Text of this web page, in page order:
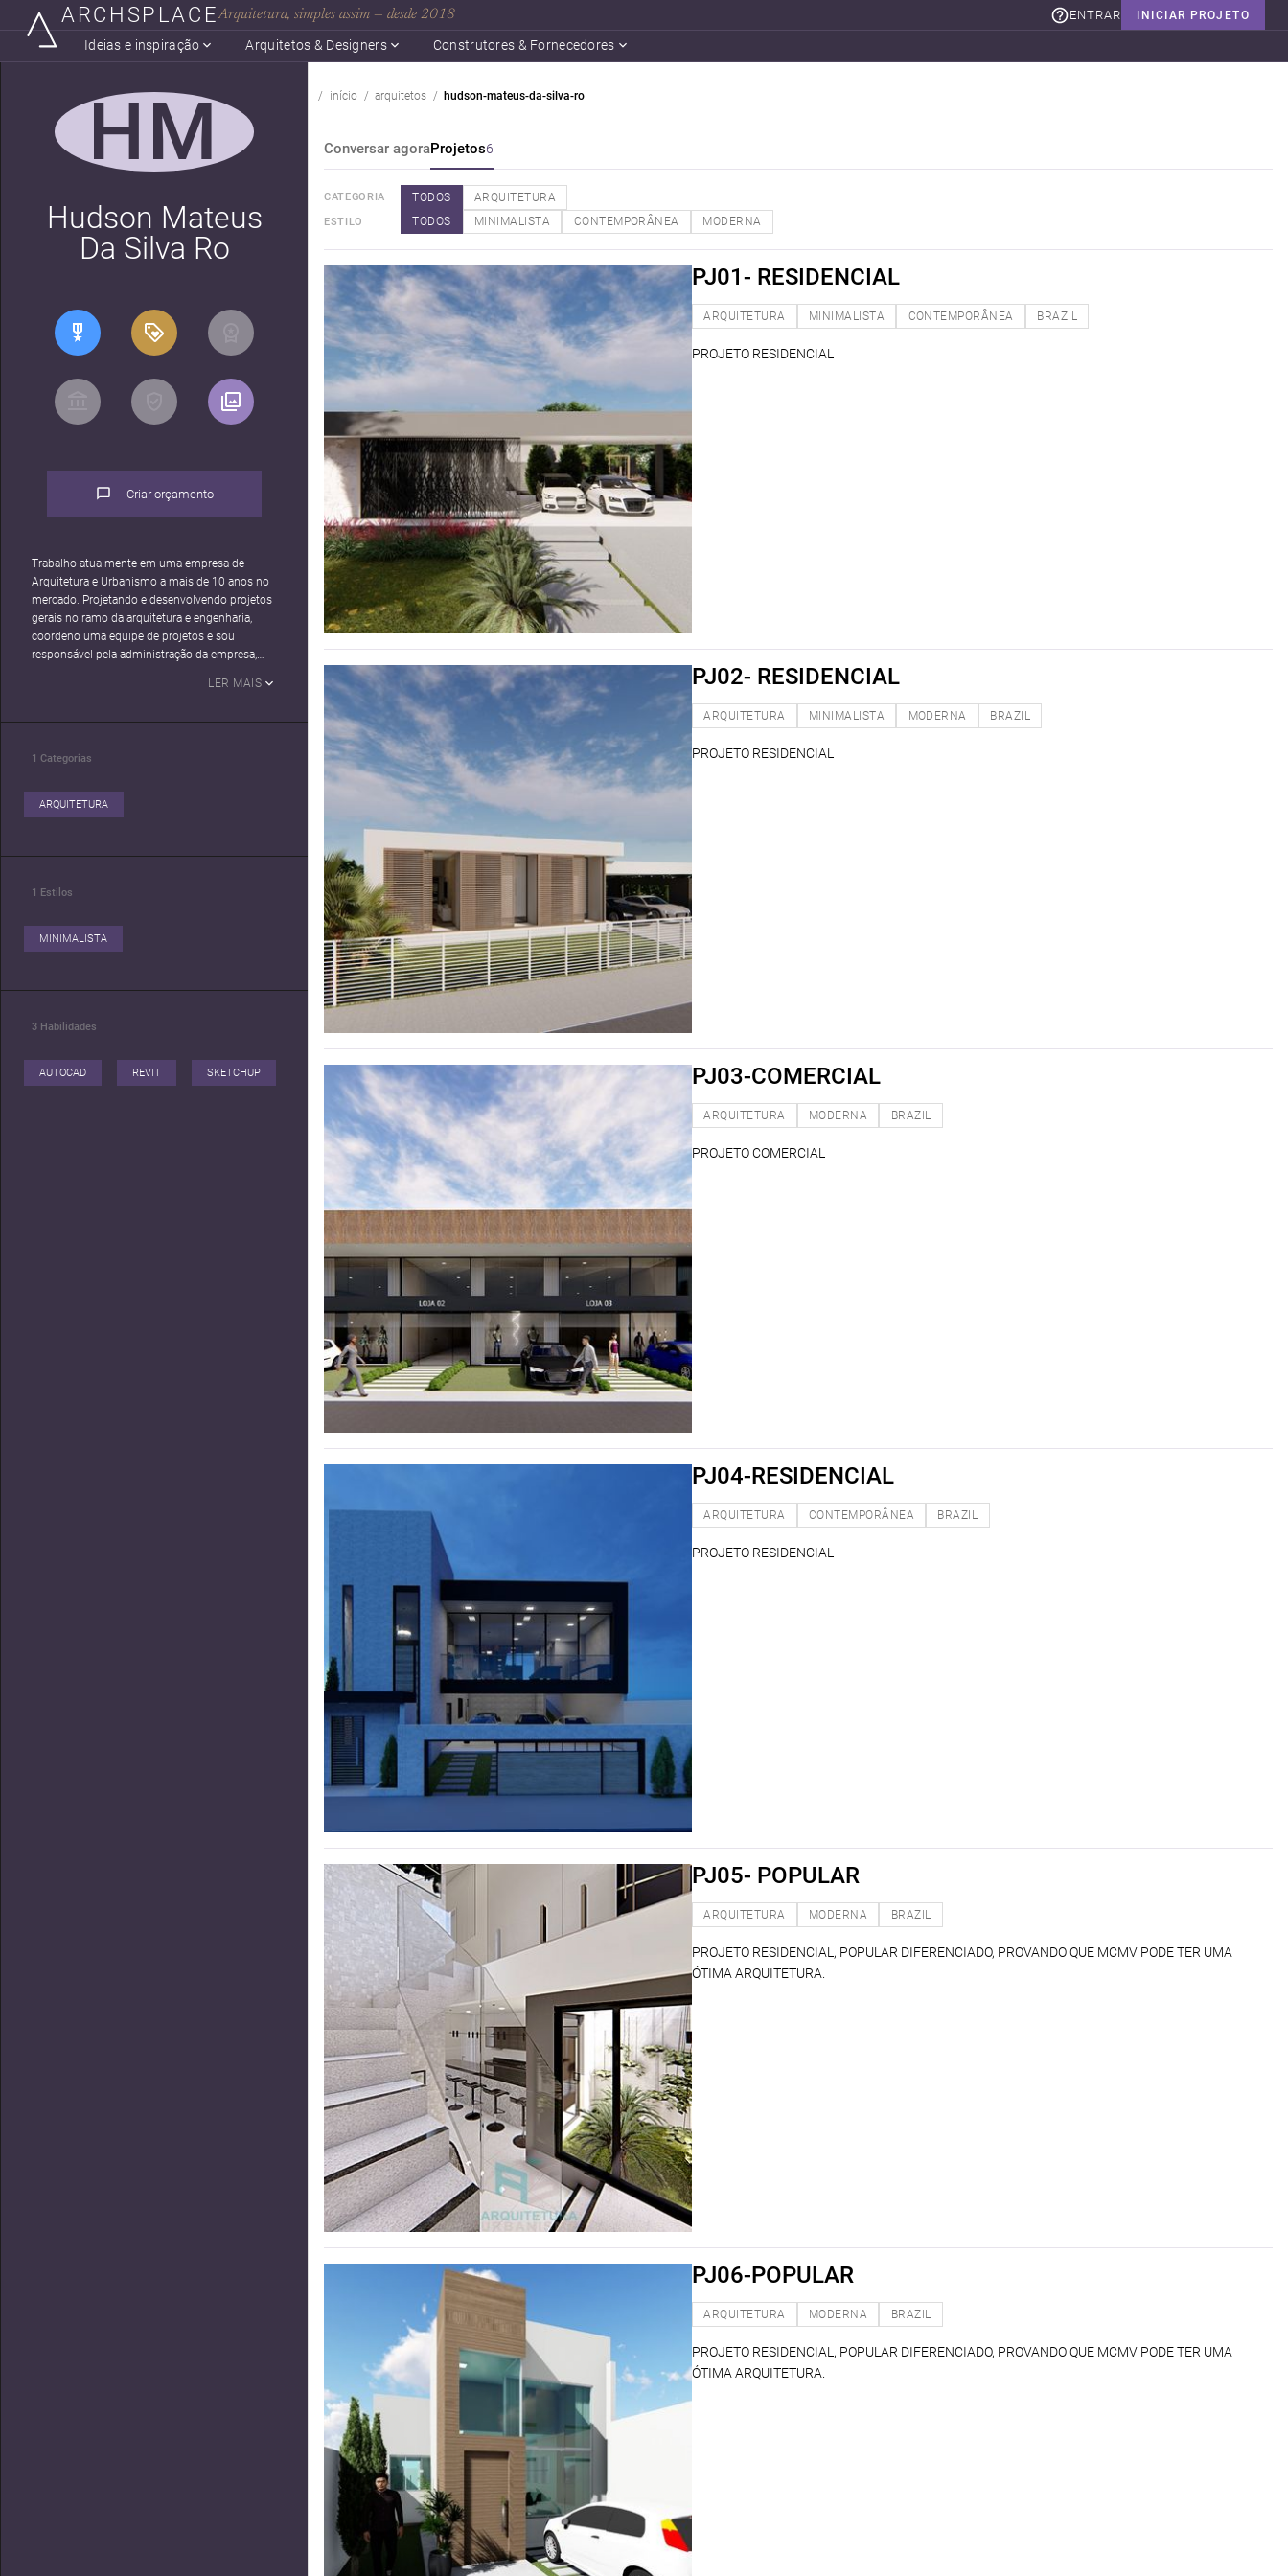
ARCHSPLACEArquitetura, simples assim — desde 2018 INICIAR PROJETO
ENTRAR
Ideias e inspiração Arquitetos & Designers Construtores & Fornecedores
HM
Hudson Mateus
Da Silva Ro
Criar orçamento
Trabalho atualmente em uma empresa de
Arquitetura e Urbanismo a mais de 10 anos no
mercado. Projetando e desenvolvendo projetos
gerais no ramo da arquitetura e engenharia,
coordeno uma equipe de projetos e sou
responsável pela administração da empresa,
atento as novas tecnologias, buscando sempre
BIM a mais de 4 anos.
a mostrar meu trabalho.
LER MAIS
1 Categorias
ARQUITETURA
1 Estilos
MINIMALISTA
3 Habilidades
AUTOCAD REVIT SKETCHUP
início arquitetos hudson-mateus-da-silva-ro
Conversar agoraProjetos6
CATEGORIA TODOS ARQUITETURA
ESTILO TODOS MINIMALISTA CONTEMPORÂNEA MODERNA
PJ01- RESIDENCIAL
ARQUITETURA MINIMALISTA CONTEMPORÂNEA BRAZIL
PROJETO RESIDENCIAL
PJ02- RESIDENCIAL
ARQUITETURA MINIMALISTA MODERNA BRAZIL
PROJETO RESIDENCIAL
PJ03-COMERCIAL
ARQUITETURA MODERNA BRAZIL
PROJETO COMERCIAL
PJ04-RESIDENCIAL
ARQUITETURA CONTEMPORÂNEA BRAZIL
PROJETO RESIDENCIAL
PJ05- POPULAR
ARQUITETURA MODERNA BRAZIL
PROJETO RESIDENCIAL, POPULAR DIFERENCIADO, PROVANDO QUE MCMV PODE TER UMA
ÓTIMA ARQUITETURA.
PJ06-POPULAR
ARQUITETURA MODERNA BRAZIL
PROJETO RESIDENCIAL, POPULAR DIFERENCIADO, PROVANDO QUE MCMV PODE TER UMA
ÓTIMA ARQUITETURA.